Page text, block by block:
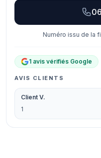
Numéro issu de la
1 avis vérifiés Google
AVIS CLIENTS
Client V.
1